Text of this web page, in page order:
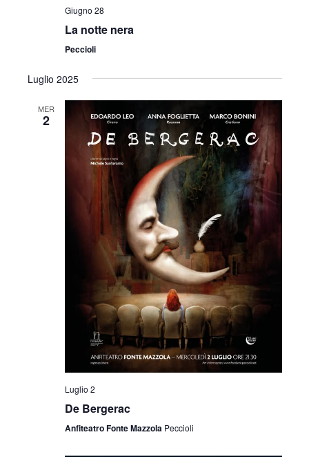
Giugno 28
La notte nera
Peccioli
Luglio 2025
MER
2
Luglio 2
De Bergerac
Anfiteatro Fonte Mazzola Peccioli